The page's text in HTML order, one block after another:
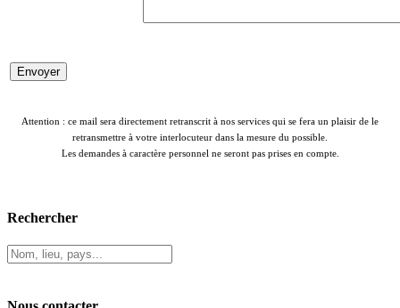
Attention : ce mail sera directement retranscrit à nos services qui se fera un plaisir de le
retransmettre à votre interlocuteur dans la mesure du possible.
Les demandes à caractère personnel ne seront pas prises en compte.
Rechercher